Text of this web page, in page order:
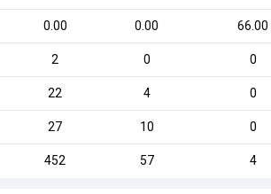
0.00 0.00 66.00
2 0 0
22 4 0
27 10 0
452 57 4